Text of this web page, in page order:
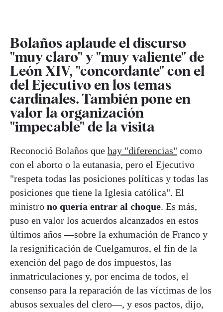
Bolaños aplaude el discurso
"muy claro" y "muy valiente" de
León XIV, "concordante" con el
del Ejecutivo en los temas
cardinales. También pone en
valor la organización
"impecable" de la visita
Reconoció Bolaños que hay "diferencias" como
con el aborto o la eutanasia, pero el Ejecutivo
"respeta todas las posiciones políticas y todas las
posiciones que tiene la Iglesia católica". El
ministro no quería entrar al choque. Es más,
puso en valor los acuerdos alcanzados en estos
últimos años —sobre la exhumación de Franco y
la resignificación de Cuelgamuros, el fin de la
exención del pago de dos impuestos, las
inmatriculaciones y, por encima de todos, el
consenso para la reparación de las víctimas de los
abusos sexuales del clero—, y esos pactos, dijo,